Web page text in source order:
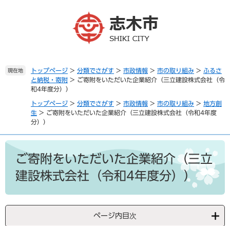
現在地 トップページ > 分類でさがす > 市政情報 > 市の取り組み > ふるさ
と納税・寄附 > ご寄附をいただいた企業紹介（三立建設株式会社（令
和4年度分））
トップページ > 分類でさがす > 市政情報 > 市の取り組み > 地方創
生 > ご寄附をいただいた企業紹介（三立建設株式会社（令和4年度
分））
本
ご寄附をいただいた企業紹介（三立
建設株式会社（令和4年度分））
ページ内目次